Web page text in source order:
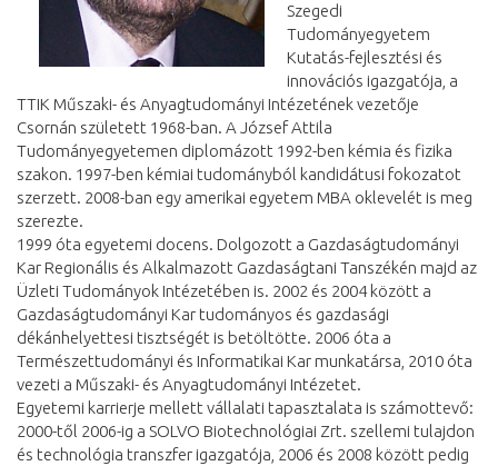
Szegedi
Tudományegyetem
Kutatás-fejlesztési és
innovációs igazgatója, a
TTIK Műszaki- és Anyagtudományi Intézetének vezetője
Csornán született 1968-ban. A József Attila
Tudományegyetemen diplomázott 1992-ben kémia és fizika
szakon. 1997-ben kémiai tudományból kandidátusi fokozatot
szerzett. 2008-ban egy amerikai egyetem MBA oklevelét is meg
szerezte.
1999 óta egyetemi docens. Dolgozott a Gazdaságtudományi
Kar Regionális és Alkalmazott Gazdaságtani Tanszékén majd az
Üzleti Tudományok Intézetében is. 2002 és 2004 között a
Gazdaságtudományi Kar tudományos és gazdasági
dékánhelyettesi tisztségét is betöltötte. 2006 óta a
Természettudományi és Informatikai Kar munkatársa, 2010 óta
vezeti a Műszaki- és Anyagtudományi Intézetet.
Egyetemi karrierje mellett vállalati tapasztalata is számottevő:
2000-től 2006-ig a SOLVO Biotechnológiai Zrt. szellemi tulajdon
és technológia transzfer igazgatója, 2006 és 2008 között pedig